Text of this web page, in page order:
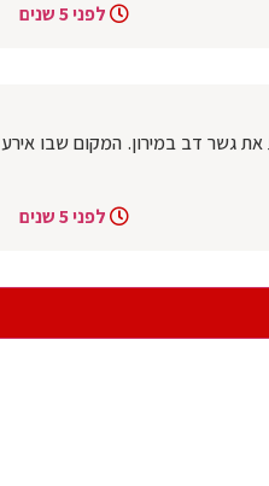
לפני 5 שנים
את גשר דב במירון. המקום שבו אירע
לפני 5 שנים